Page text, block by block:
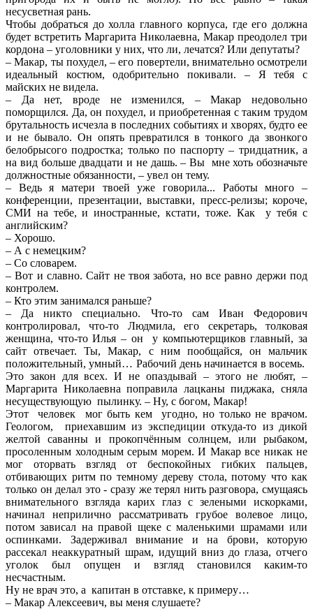
несусветная рань.
Чтобы добраться до холла главного корпуса, где его должна
будет встретить Маргарита Николаевна, Макар преодолел три
кордона – уголовники у них, что ли, лечатся? Или депутаты?
– Макар, ты похудел, – его повертели, внимательно осмотрели
идеальный костюм, одобрительно покивали. – Я тебя с
майских не видела.
– Да нет, вроде не изменился, – Макар недовольно
поморщился. Да, он похудел, и приобретенная с таким трудом
брутальность исчезла в последних событиях и хворях, будто ее
и не бывало. Он опять превратился в тонкого да звонкого
белобрысого подростка; только по паспорту – тридцатник, а
на вид больше двадцати и не дашь. – Вы мне хоть обозначьте
должностные обязанности, – увел он тему.
– Ведь я матери твоей уже говорила... Работы много –
конференции, презентации, выставки, пресс-релизы; короче,
СМИ на тебе, и иностранные, кстати, тоже. Как у тебя с
английским?
– Хорошо.
– А с немецким?
– Со словарем.
– Вот и славно. Сайт не твоя забота, но все равно держи под
контролем.
– Кто этим занимался раньше?
– Да никто специально. Что-то сам Иван Федорович
контролировал, что-то Людмила, его секретарь, толковая
женщина, что-то Илья – он у компьютерщиков главный, за
сайт отвечает. Ты, Макар, с ним пообщайся, он мальчик
положительный, умный… Рабочий день начинается в восемь.
Это закон для всех. И не опаздывай – этого не любят, –
Маргарита Николаевна поправила лацканы пиджака, сняла
несуществующую пылинку. – Ну, с богом, Макар!
Этот человек мог быть кем угодно, но только не врачом.
Геологом, приехавшим из экспедиции откуда-то из дикой
желтой саванны и прокопчённым солнцем, или рыбаком,
просоленным холодным серым морем. И Макар все никак не
мог оторвать взгляд от беспокойных гибких пальцев,
отбивающих ритм по темному дереву стола, потому что как
только он делал это - сразу же терял нить разговора, смущаясь
внимательного взгляда карих глаз с зелеными искорками,
начинал неприлично рассматривать грубое волевое лицо,
потом зависал на правой щеке с маленькими шрамами или
оспинками. Задерживал внимание и на брови, которую
рассекал неаккуратный шрам, идущий вниз до глаза, отчего
уголок был опущен и взгляд становился каким-то
несчастным.
Ну не врач это, а капитан в отставке, к примеру…
– Макар Алексеевич, вы меня слушаете?